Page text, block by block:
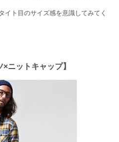
イト目のサイズ感を意識してみてく
ニットキャップ】